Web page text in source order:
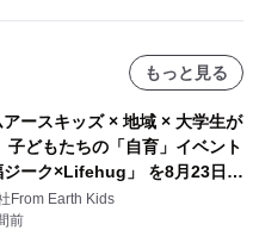
もっと見る
アースキッズ × 地域 × 大学生が
子どもたちの「自育」イベント
ジーク×Lifehug」 を8月23日
From Earth Kids
前